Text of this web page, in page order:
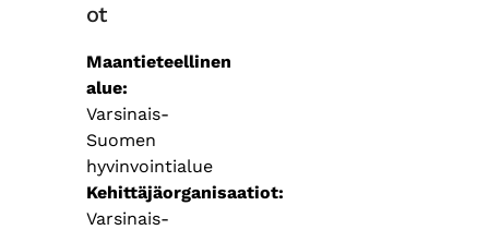
ot
Maantieteellinen
alue
Varsinais-
Suomen
hyvinvointialue
Kehittäjäorganisaatiot
Varsinais-